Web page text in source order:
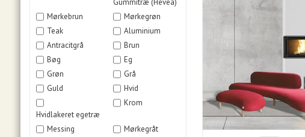
Gummitræ (Hevea)
Mørkebrun
Mørkegrøn
Teak
Aluminium
Antracitgrå
Brun
Bøg
Eg
Grøn
Grå
Guld
Hvid
Hvidlakeret egetræ
Krom
Messing
Mørkegråt